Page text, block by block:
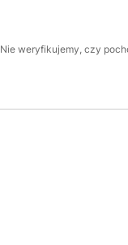
weryfikujemy, czy